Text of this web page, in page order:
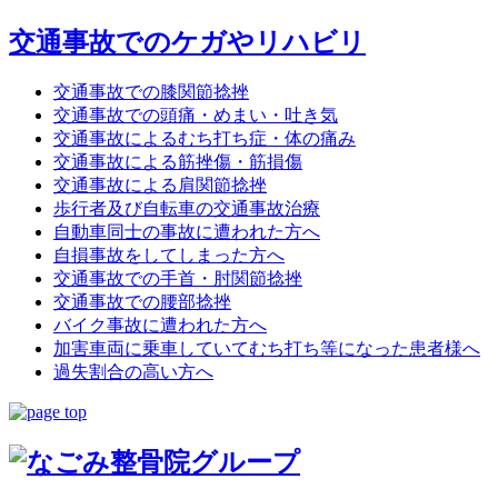
交通事故でのケガやリハビリ
交通事故での膝関節捻挫
交通事故での頭痛・めまい・吐き気
交通事故によるむち打ち症・体の痛み
交通事故による筋挫傷・筋損傷
交通事故による肩関節捻挫
歩行者及び自転車の交通事故治療
自動車同士の事故に遭われた方へ
自損事故をしてしまった方へ
交通事故での手首・肘関節捻挫
交通事故での腰部捻挫
バイク事故に遭われた方へ
加害車両に乗車していてむち打ち等になった患者様へ
過失割合の高い方へ